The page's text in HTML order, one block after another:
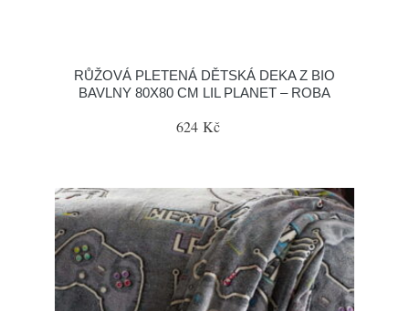
RŮŽOVÁ PLETENÁ DĚTSKÁ DEKA Z BIO
BAVLNY 80X80 CM LIL PLANET – ROBA
624 Kč